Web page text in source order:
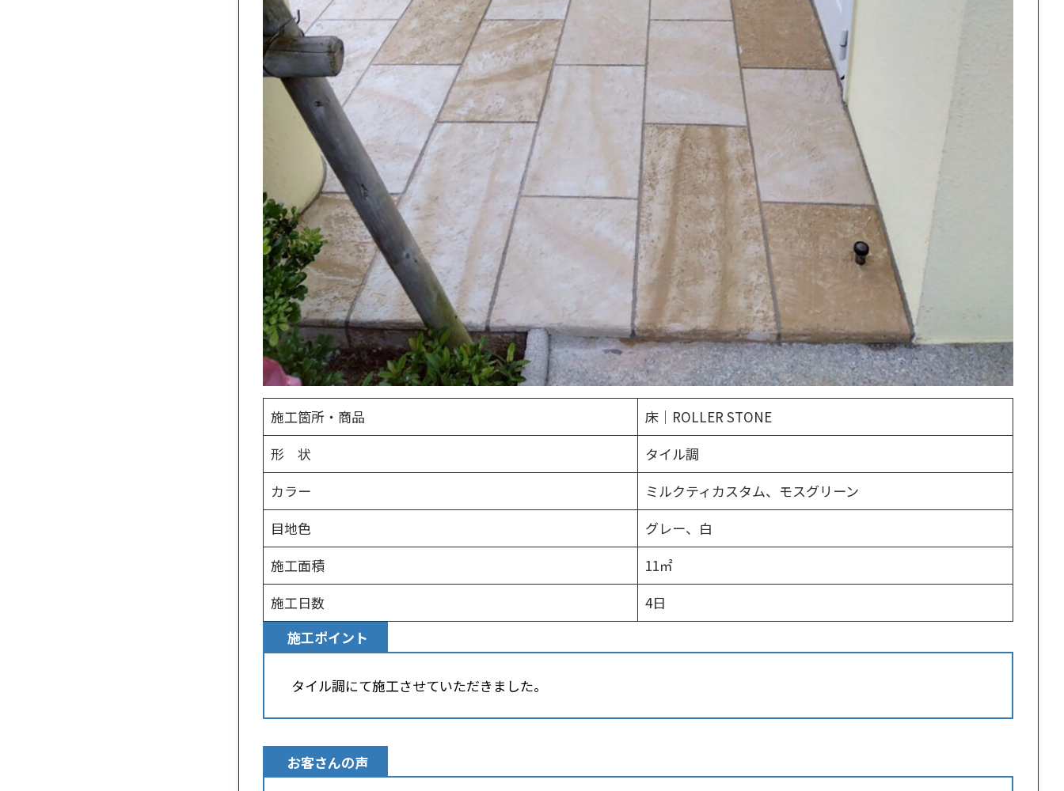
施工箇所・商品
床｜ROLLER STONE
形 状
タイル調
カラー
ミルクティカスタム、モスグリーン
目地色
グレー、白
施工面積
11㎡
施工日数
4日
施工ポイント
タイル調にて施工させていただきました。
お客さんの声